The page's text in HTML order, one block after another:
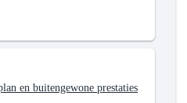
en buitengewone prestaties